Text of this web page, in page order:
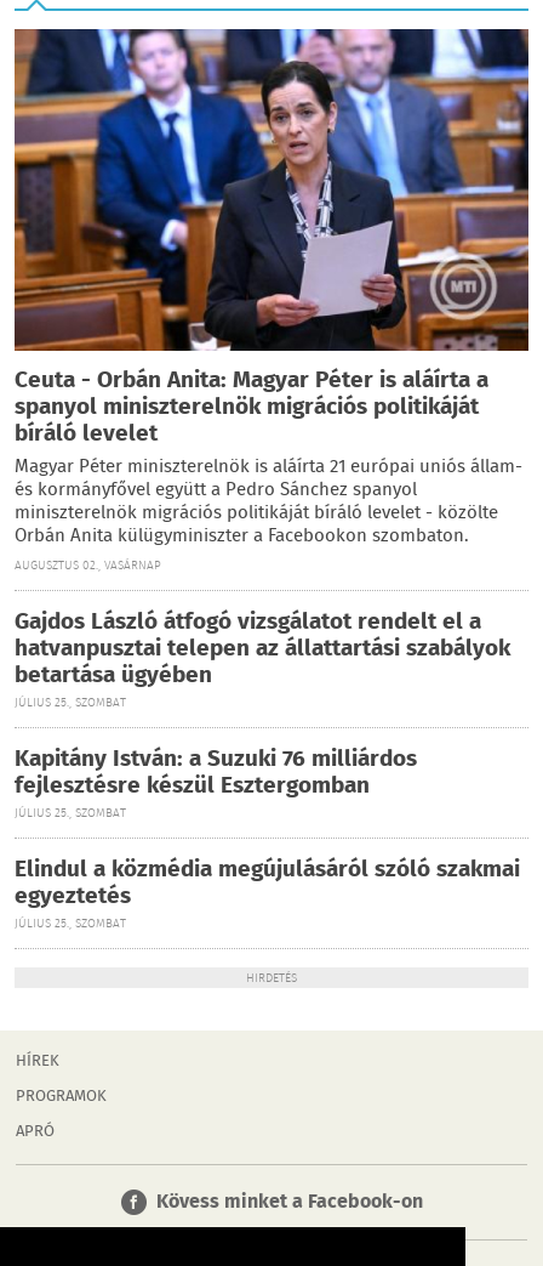
Ceuta - Orbán Anita: Magyar Péter is aláírta a
spanyol miniszterelnök migrációs politikáját
bíráló levelet
Magyar Péter miniszterelnök is aláírta 21 európai uniós állam-
és kormányfővel együtt a Pedro Sánchez spanyol
miniszterelnök migrációs politikáját bíráló levelet - közölte
Orbán Anita külügyminiszter a Facebookon szombaton.
AUGUSZTUS 02., VASÁRNAP
Gajdos László átfogó vizsgálatot rendelt el a
hatvanpusztai telepen az állattartási szabályok
betartása ügyében
JÚLIUS 25., SZOMBAT
Kapitány István: a Suzuki 76 milliárdos
fejlesztésre készül Esztergomban
JÚLIUS 25., SZOMBAT
Elindul a közmédia megújulásáról szóló szakmai
egyeztetés
JÚLIUS 25., SZOMBAT
HIRDETÉS
HÍREK
PROGRAMOK
APRÓ
Kövess minket a Facebook-on